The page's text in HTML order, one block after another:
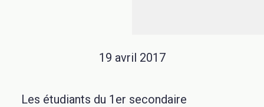
19 avril 2017
Les étudiants du 1er secondaire